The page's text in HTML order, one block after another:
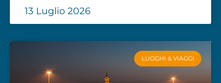
13 Luglio 2026
LUOGHI & VIAGGI